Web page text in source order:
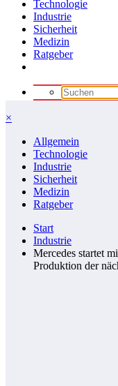
Technologie
Industrie
Sicherheit
Medizin
Ratgeber
×
Allgemein
Technologie
Industrie
Sicherheit
Medizin
Ratgeber
Start
Industrie
Mercedes startet
Produktion der